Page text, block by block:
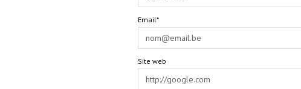
Email*
Site web